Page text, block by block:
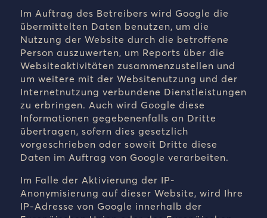
Im Auftrag des Betreibers wird Google die
übermittelten Daten benutzen, um die
Nutzung der Website durch die betroffene
Person auszuwerten, um Reports über die
Websiteaktivitäten zusammenzustellen und
um weitere mit der Websitenutzung und der
Internetnutzung verbundene Dienstleistungen
zu erbringen. Auch wird Google diese
Informationen gegebenenfalls an Dritte
übertragen, sofern dies gesetzlich
vorgeschrieben oder soweit Dritte diese
Daten im Auftrag von Google verarbeiten.
Im Falle der Aktivierung der IP-
Anonymisierung auf dieser Website, wird Ihre
IP-Adresse von Google innerhalb der